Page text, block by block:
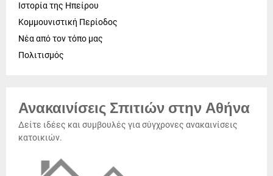
Ιστορία της Ηπείρου
Κομμουνιστική Περίοδος
Νέα από τον τόπο μας
Πολιτισμός
Ανακαινίσεις Σπιτιών στην Αθήνα
Δείτε ιδέες και συμβουλές για σύγχρονες ανακαινίσεις
κατοικιών.